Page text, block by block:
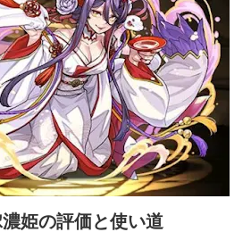
姫の評価と使い道